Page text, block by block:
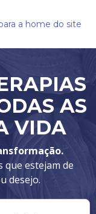
a home do site
AS
VIDA
que estejam de
desejo.